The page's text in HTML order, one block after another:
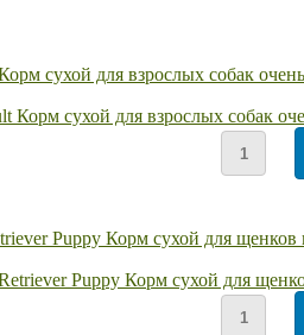
сухой для взрослых собак
Puppy Корм сухой для